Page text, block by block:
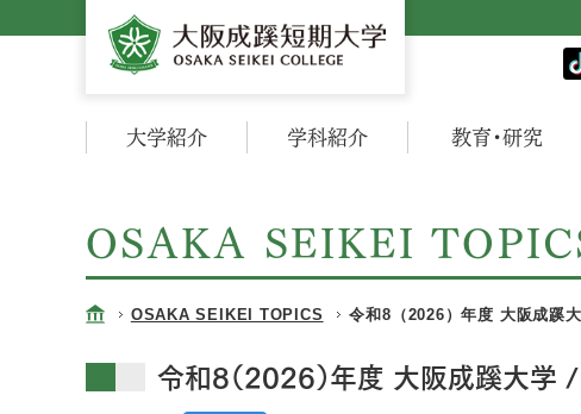
大学紹介 学科紹介 教育・研究
OSAKA SEIKEI
OSAKA SEIKEI TOPICS 令和8（2026）年度 大阪成蹊
令和8（2026）年度 大阪成蹊大学